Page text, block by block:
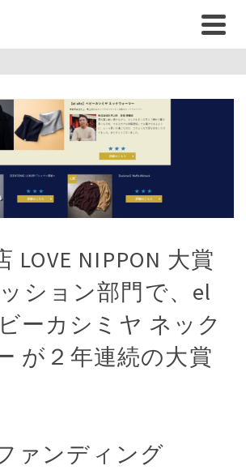
LOVE NIPPON 大賞
ション部門で、el
ーカシミヤ ネック
が２年連続の大賞
ァンディング